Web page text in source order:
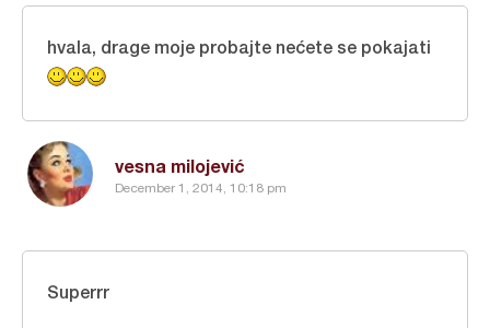
vesna milojević
December 1, 2014, 10:18 pm
hvala, drage moje probajte nećete se pokajati
Superrr